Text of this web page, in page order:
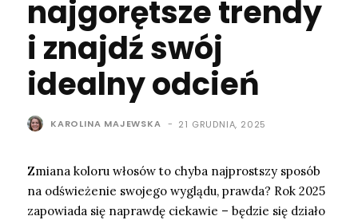
najgorętsze trendy
i znajdź swój
idealny odcień
KAROLINA MAJEWSKA - 21 GRUDNIA, 2025
Zmiana koloru włosów to chyba najprostszy sposób
na odświeżenie swojego wyglądu, prawda? Rok 2025
zapowiada się naprawdę ciekawie – będzie się działo